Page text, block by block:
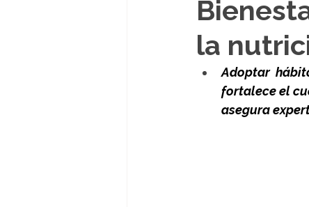
la
Adoptar
fortalece el
asegura